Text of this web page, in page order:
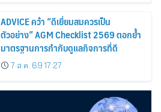
ADVICE คว้า “ดีเยี่ยมสมควรเป็น
ตัวอย่าง” AGM Checklist 2569 ตอกย้ำ
มาตรฐานการกำกับดูแลกิจการที่ดี
7 ส.ค. 69 17:27